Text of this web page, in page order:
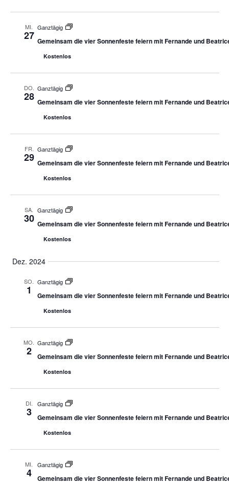
MI.
27
Ganztägig
Gemeinsam die vier Sonnenfeste feiern mit Fernande und
Kostenlos
DO.
28
Ganztägig
Gemeinsam die vier Sonnenfeste feiern mit Fernande und
Kostenlos
FR.
29
Ganztägig
Gemeinsam die vier Sonnenfeste feiern mit Fernande und
Kostenlos
SA.
30
Ganztägig
Gemeinsam die vier Sonnenfeste feiern mit Fernande und
Kostenlos
Dez. 2024
SO.
1
Ganztägig
Gemeinsam die vier Sonnenfeste feiern mit Fernande und
Kostenlos
MO.
2
Ganztägig
Gemeinsam die vier Sonnenfeste feiern mit Fernande und
Kostenlos
DI.
3
Ganztägig
Gemeinsam die vier Sonnenfeste feiern mit Fernande und
Kostenlos
MI.
4
Ganztägig
Gemeinsam die vier Sonnenfeste feiern mit Fernande und